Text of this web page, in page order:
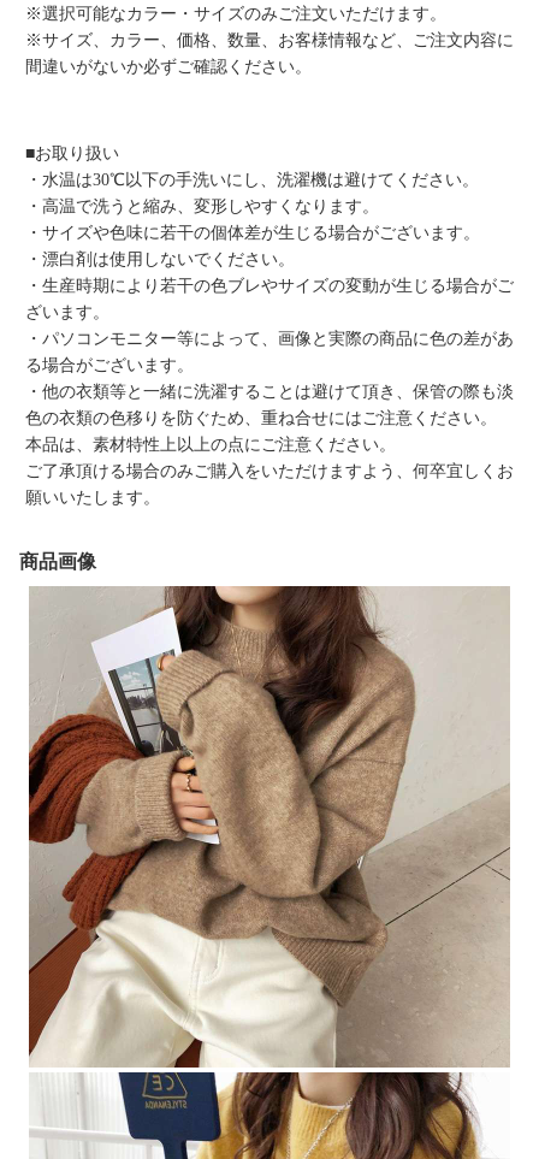
※サイズ、カラー、価格、数量、お客様情報など、ご注文内容に
間違いがないか必ずご確認ください。
・水温は30℃以下の手洗いにし、洗濯機は避けてください。
・高温で洗うと縮み、変形しやすくなります。
・サイズや色味に若干の個体差が生じる場合がございます。
・漂白剤は使用しないでください。
・生産時期により若干の色ブレやサイズの変動が生じる場合がご
ざいます。
・パソコンモニター等によって、画像と実際の商品に色の差があ
る場合がございます。
・他の衣類等と一緒に洗濯することは避けて頂き、保管の際も淡
色の衣類の色移りを防ぐため、重ね合せにはご注意ください。
本品は、素材特性上以上の点にご注意ください。
ご了承頂ける場合のみご購入をいただけますよう、何卒宜しくお
願いいたします。